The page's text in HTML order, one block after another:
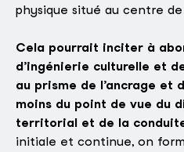
physique situé au centre
Cela pourrait inciter à
d’ingénierie culturelle et
au prisme de l’ancrage et
moins du point de vue du
territorial et de la
initiale et continue, on